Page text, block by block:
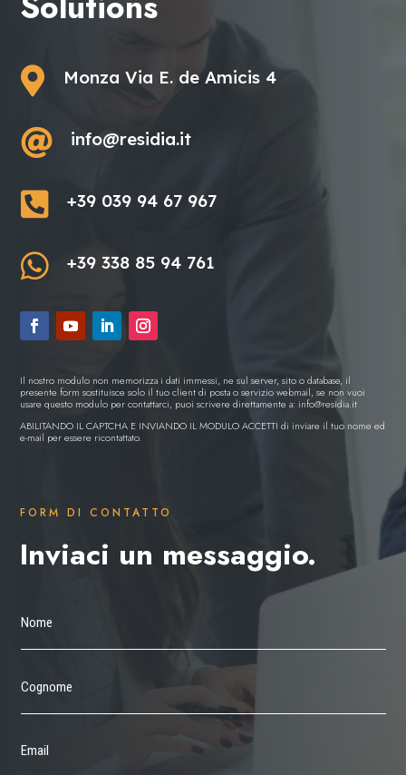
 Monza Via E. de Amicis 4
 info@residia.it
 +39 039 94 67 967
 +39 338 85 94 761
Il nostro modulo non memorizza i dati immessi, ne sul server, sito o database, il
presente form sostituisce solo il tuo client di posta o servizio webmail, se non vuoi
usare questo modulo per contattarci, puoi scrivere direttamente a: info@residia.it
ABILITANDO IL CAPTCHA E INVIANDO IL MODULO ACCETTI di inviare il tuo nome ed
e-mail per essere ricontattato.
FORM DI CONTATTO
Inviaci un messaggio.